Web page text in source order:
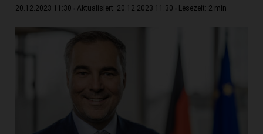
20.12.2023 11:30 Aktualisiert: 20.12.2023 11:30 Lesezeit: 2 min